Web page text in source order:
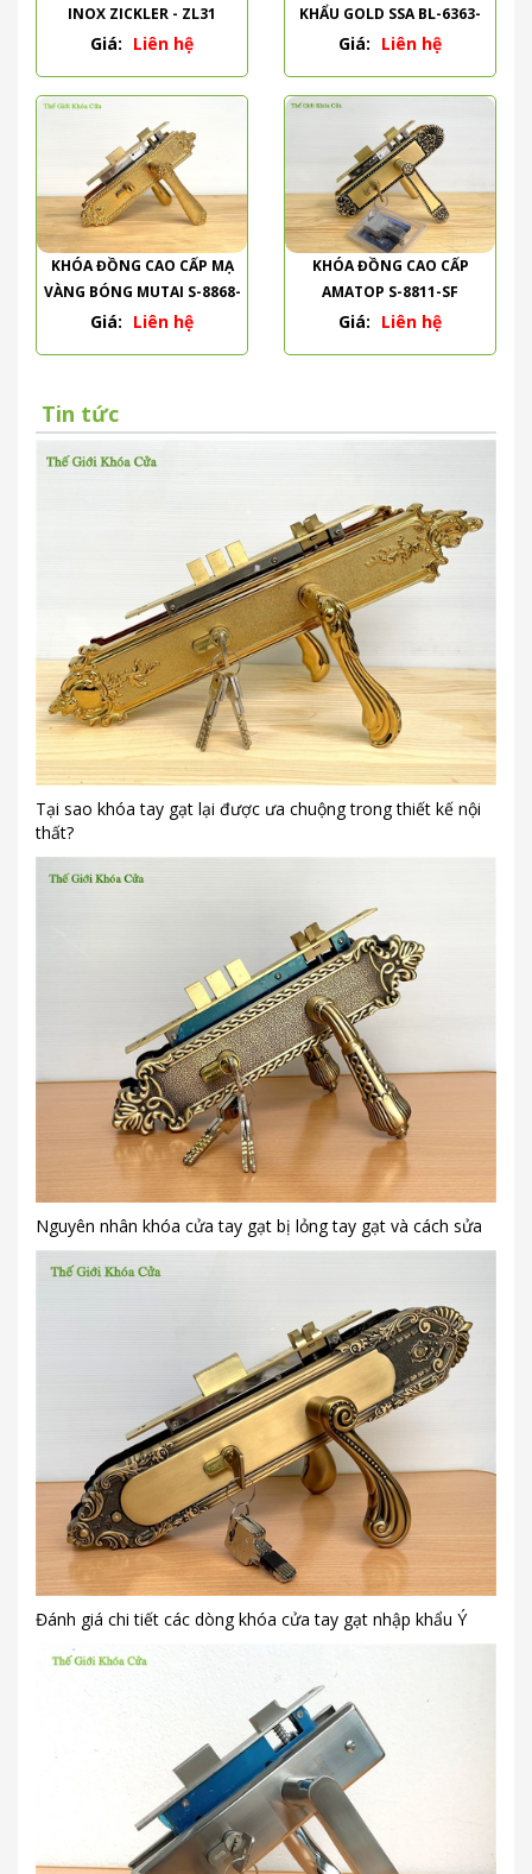
INOX ZICKLER - ZL31
Giá: Liên hệ
KHẨU GOLD SSA BL-6363-
PVD
Giá: Liên hệ
KHÓA ĐỒNG CAO CẤP MẠ
VÀNG BÓNG MUTAI S-8868-
PVD
Giá: Liên hệ
KHÓA ĐỒNG CAO CẤP
AMATOP S-8811-SF
Giá: Liên hệ
Tin tức
Tại sao khóa tay gạt lại được ưa chuộng trong thiết kế nội
thất?
Nguyên nhân khóa cửa tay gạt bị lỏng tay gạt và cách sửa
Đánh giá chi tiết các dòng khóa cửa tay gạt nhập khẩu Ý